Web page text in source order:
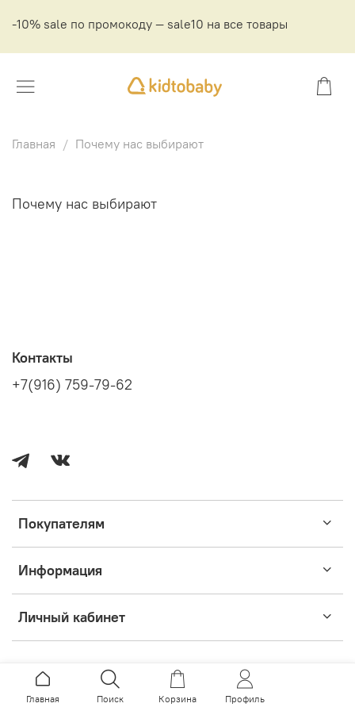
-10% sale по промокоду — sale10 на все товары
Главная Почему нас выбирают
Почему нас выбирают
Покупателям
Информация
Личный кабинет
Контакты
+7(916) 759-79-62
Главная Поиск Корзина Профиль